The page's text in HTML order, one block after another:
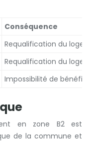
Conséquence
Requalification du
Requalification du
Impossibilité de
en zone B2 est
de la commune et